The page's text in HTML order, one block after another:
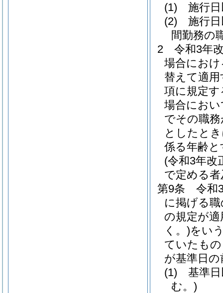
(1)
施行
(2)
施行
間勤務の
2
令和3年
場合にお
替えて適
項に規定
場合にお
でその職
としたと
係る年齢
(令和3年改
で定める
第9条
令和
に掲げる
の規定が
く。)をい
ていたも
が基準日
(1)
基準
む。)